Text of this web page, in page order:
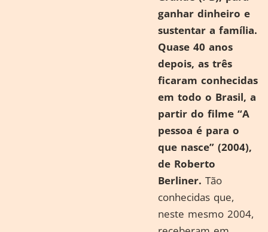
ganhar dinheiro e
sustentar a família.
Quase 40 anos
depois, as três
ficaram conhecidas
em todo o Brasil, a
partir do filme “A
pessoa é para o
que nasce” (2004),
de Roberto
Berliner. Tão
conhecidas que,
neste mesmo 2004,